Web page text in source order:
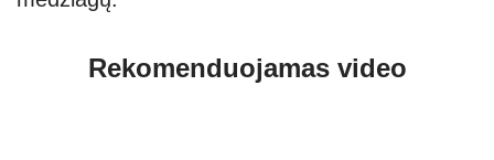
Rekomenduojamas video